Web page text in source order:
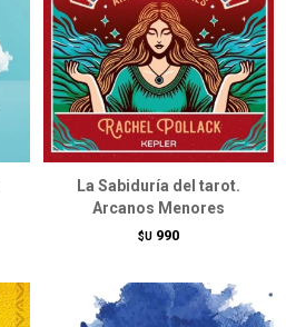
La Sabiduría del tarot.
Arcanos Menores
$U 990